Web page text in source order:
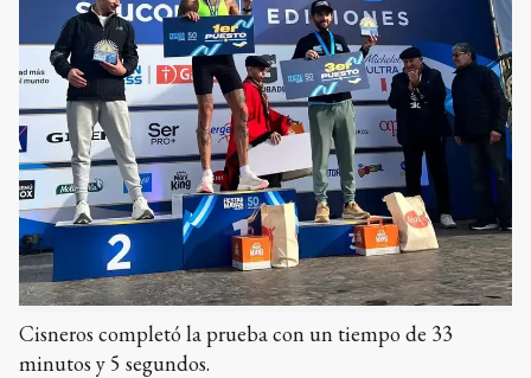
Cisneros completó la prueba con un tiempo de 33
minutos y 5 segundos.